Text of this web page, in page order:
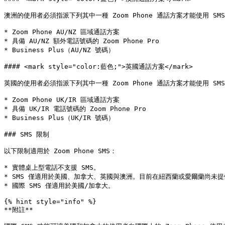
澳洲的使用者必須指派下列其中一種 Zoom Phone 通話方案才能使用 SMS
* Zoom Phone AU/NZ 區域通話方案
* 具備 AU/NZ 額外電話號碼的 Zoom Phone Pro
* Business Plus（AU/NZ 號碼）
#### <mark style="color:藍色;">英國通話方案</mark>
英國的使用者必須指派下列其中一種 Zoom Phone 通話方案才能使用 SMS
* Zoom Phone UK/IR 區域通話方案
* 具備 UK/IR 電話號碼的 Zoom Phone Pro
* Business Plus（UK/IR 號碼）
### SMS 限制
以下限制適用於 Zoom Phone SMS：
* 實體桌上型電話不支援 SMS。
* SMS 僅適用於美國、加拿大、英國與澳洲。目前在紐西蘭或愛爾蘭尚未提
* 國際 SMS 僅適用於美國/加拿大。
{% hint style="info" %}
**附註**